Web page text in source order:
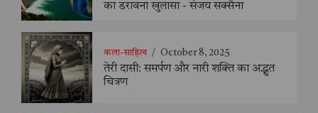
का डरावना खुलासा - संजय सक्सैना
कला-साहित्य / October 8, 2025
तेरी दासी: समर्पण और नारी शक्ति का अद्भुत
चित्रण